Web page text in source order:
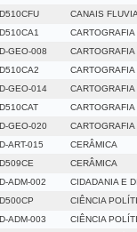
CANAIS
CARTOGRAFIA
GEO-008
CARTOGRAFIA
CARTOGRAFIA
GEO-014
CARTOGRAFIA
GEO-020
ART-015
CERÂMICA
CERÂMICA
ADM-002
CIDADANIA E
CIÊNCIA
ADM-003
CIÊNCIA